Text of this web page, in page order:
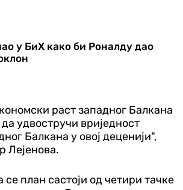
у БиХ како би Роналду дао
раст западног Балкана
удвостручи вриједност
Балкана у овој деценији",
Лејенова.
се план састоји од четири тачке